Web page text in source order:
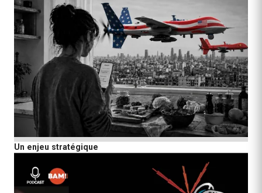
Un enjeu stratégique